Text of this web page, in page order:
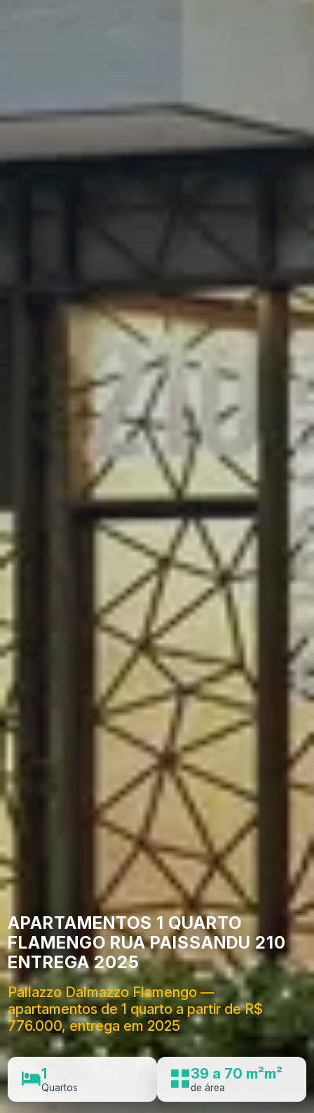
APARTAMENTOS 1 QUARTO
FLAMENGO RUA PAISSANDU 210
ENTREGA 2025
Pallazzo Dalmazzo Flamengo —
apartamentos de 1 quarto a partir de R$
776.000, entrega em 2025
1
Quartos
39 a 70 m²m²
de área